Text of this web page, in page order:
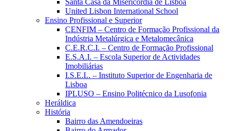
Santa Casa da Misericórdia de Lisboa
United Lisbon International School
Ensino Profissional e Superior
CENFIM – Centro de Formação Profissional da
Indústria Metalúrgica e Metalomecânica
C.E.R.C.I. – Centro de Formação Profissional
E.S.A.I. – Escola Superior de Actividades
Imobiliárias
I.S.E.L. – Instituto Superior de Engenharia de
Lisboa
IPLUSO – Ensino Politécnico da Lusofonia
Heráldica
História
Bairro das Amendoeiras